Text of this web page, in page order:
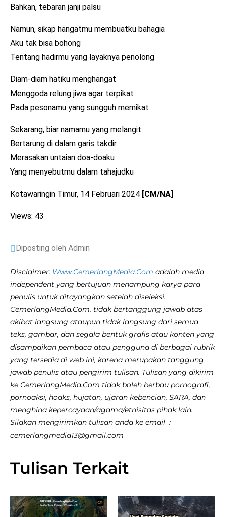
Bahkan, tebaran janji palsu
Namun, sikap hangatmu membuatku bahagia
Aku tak bisa bohong
Tentang hadirmu yang layaknya penolong
Diam-diam hatiku menghangat
Menggoda relung jiwa agar terpikat
Pada pesonamu yang sungguh memikat
Sekarang, biar namamu yang melangit
Bertarung di dalam garis takdir
Merasakan untaian doa-doaku
Yang menyebutmu dalam tahajudku
Kotawaringin Timur, 14 Februari 2024 [CM/NA]
Views: 43
Diposting oleh Admin
Disclaimer: Www.CemerlangMedia.Com adalah media
independent yang bertujuan menampung karya para
penulis untuk ditayangkan setelah diseleksi.
CemerlangMedia.Com. tidak bertanggung jawab atas
akibat langsung ataupun tidak langsung dari semua
teks, gambar, dan segala bentuk grafis atau konten yang
disampaikan pembaca atau pengguna di berbagai rubrik
yang tersedia di web ini, karena merupakan tanggung
jawab penulis atau pengirim tulisan. Tulisan yang dikirim
ke CemerlangMedia.Com tidak boleh berbau pornografi,
pornoaksi, hoaks, hujatan, ujaran kebencian, SARA, dan
menghina kepercayaan/agama/etnisitas pihak lain.
Silakan mengirimkan tulisan anda ke email :
cemerlangmedia13@gmail.com
Tulisan Terkait